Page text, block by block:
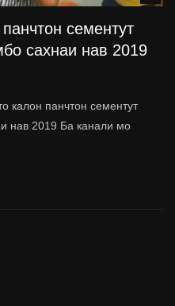
сементут
сахнаи нав 2019
калон панчтон сементут
нав 2019 Ба канали мо